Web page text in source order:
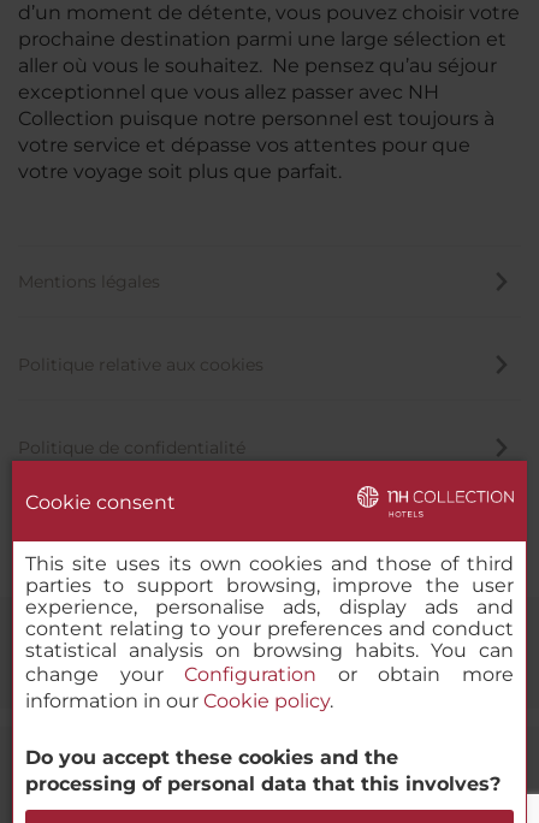
d’un moment de détente, vous pouvez choisir votre
prochaine destination parmi une large sélection et
aller où vous le souhaitez. Ne pensez qu’au séjour
exceptionnel que vous allez passer avec NH
Collection puisque notre personnel est toujours à
votre service et dépasse vos attentes pour que
votre voyage soit plus que parfait.
Mentions légales
Politique relative aux cookies
Politique de confidentialité
© 2000-2026 MINOR HOTELS EUROPE & AMERICAS Santa Engracia
120. 28003 Madrid, Espagne
Cookie consent
This site uses its own cookies and those of third
parties to support browsing, improve the user
experience, personalise ads, display ads and
content relating to your preferences and conduct
statistical analysis on browsing habits. You can
change yourConfiguration or obtain more
information in our Cookie policy.
Do you accept these cookies and the
processing of personal data that this involves?